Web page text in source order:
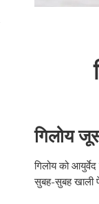
गिलोय
गिलोय को
सुबह-सुबह खाली